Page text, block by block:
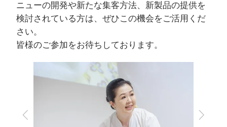
ニューの開発や新たな集客方法、新製品の提供を
検討されている方は、ぜひこの機会をご活用くだ
さい。
皆様のご参加をお待ちしております。
前
次